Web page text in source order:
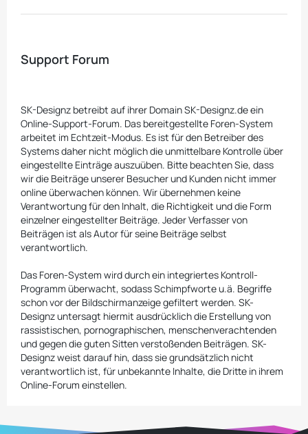
Support Forum
SK-Designz betreibt auf ihrer Domain SK-Designz.de ein
Online-Support-Forum. Das bereitgestellte Foren-System
arbeitet im Echtzeit-Modus. Es ist für den Betreiber des
Systems daher nicht möglich die unmittelbare Kontrolle über
eingestellte Einträge auszuüben. Bitte beachten Sie, dass
wir die Beiträge unserer Besucher und Kunden nicht immer
online überwachen können. Wir übernehmen keine
Verantwortung für den Inhalt, die Richtigkeit und die Form
einzelner eingestellter Beiträge. Jeder Verfasser von
Beiträgen ist als Autor für seine Beiträge selbst
verantwortlich.
Das Foren-System wird durch ein integriertes Kontroll-
Programm überwacht, sodass Schimpfworte u.ä. Begriffe
schon vor der Bildschirmanzeige gefiltert werden. SK-
Designz untersagt hiermit ausdrücklich die Erstellung von
rassistischen, pornographischen, menschenverachtenden
und gegen die guten Sitten verstoßenden Beiträgen. SK-
Designz weist darauf hin, dass sie grundsätzlich nicht
verantwortlich ist, für unbekannte Inhalte, die Dritte in ihrem
Online-Forum einstellen.